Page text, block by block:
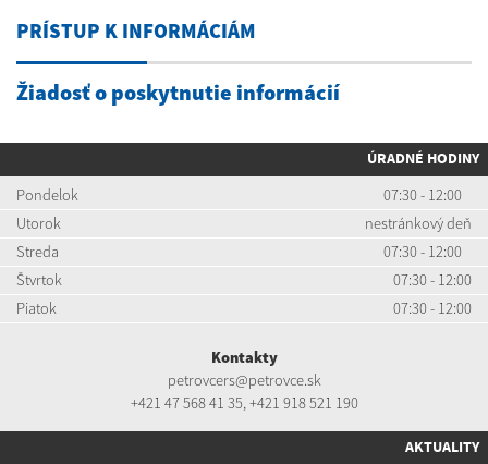
PRÍSTUP K INFORMÁCIÁM
Žiadosť o poskytnutie informácií
ÚRADNÉ HODINY
Pondelok
07:30 - 12:00
Utorok
nestránkový deň
Streda
07:30 - 12:00
Štvrtok
07:30 - 12:00
Piatok
07:30 - 12:00
Kontakty
petrovcers@petrovce.sk
+421 47 568 41 35,+421 918 521 190
AKTUALITY